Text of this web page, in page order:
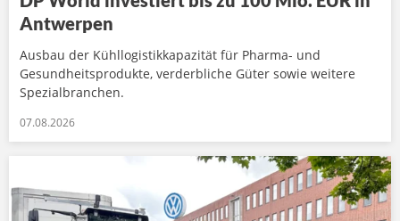
Antwerpen
Ausbau der Kühllogistikkapazität für Pharma- und
Gesundheitsprodukte, verderbliche Güter sowie weitere
Spezialbranchen.
07.08.2026